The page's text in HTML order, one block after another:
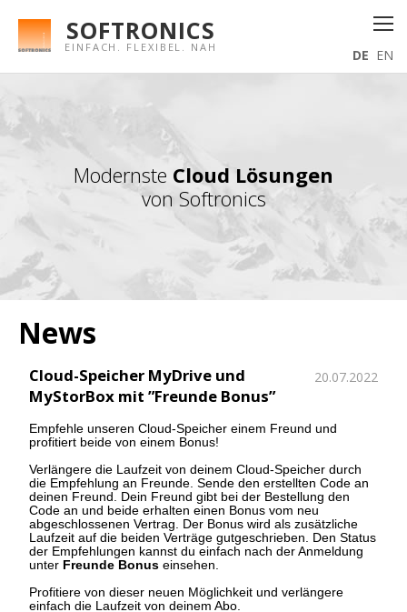
DE EN
SOFTRONICS
EINFACH. FLEXIBEL. NAH
Modernste Cloud Lösungen
von Softronics
News
Cloud-Speicher MyDrive und
MyStorBox mit ”Freunde Bonus”
20.07.2022
Empfehle unseren Cloud-Speicher einem Freund und
profitiert beide von einem Bonus!
Verlängere die Laufzeit von deinem Cloud-Speicher durch
die Empfehlung an Freunde. Sende den erstellten Code an
deinen Freund. Dein Freund gibt bei der Bestellung den
Code an und beide erhalten einen Bonus vom neu
abgeschlossenen Vertrag. Der Bonus wird als zusätzliche
Laufzeit auf die beiden Verträge gutgeschrieben. Den Status
der Empfehlungen kannst du einfach nach der Anmeldung
unter Freunde Bonus einsehen.
Profitiere von dieser neuen Möglichkeit und verlängere
einfach die Laufzeit von deinem Abo.